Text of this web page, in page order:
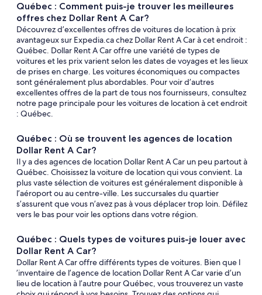
Québec : Comment puis-je trouver les meilleures
offres chez Dollar Rent A Car?
Découvrez d’excellentes offres de voitures de location à prix
avantageux sur Expedia.ca chez Dollar Rent A Car à cet endroit :
Québec. Dollar Rent A Car offre une variété de types de
voitures et les prix varient selon les dates de voyages et les lieux
de prises en charge. Les voitures économiques ou compactes
sont généralement plus abordables. Pour voir d’autres
excellentes offres de la part de tous nos fournisseurs, consultez
notre page principale pour les voitures de location à cet endroit
: Québec.
Québec : Où se trouvent les agences de location
Dollar Rent A Car?
Il y a des agences de location Dollar Rent A Car un peu partout à
Québec. Choisissez la voiture de location qui vous convient. La
plus vaste sélection de voitures est généralement disponible à
l’aéroport ou au centre-ville. Les succursales du quartier
s’assurent que vous n’avez pas à vous déplacer trop loin. Défilez
vers le bas pour voir les options dans votre région.
Québec : Quels types de voitures puis-je louer avec
Dollar Rent A Car?
Dollar Rent A Car offre différents types de voitures. Bien que l
’inventaire de l’agence de location Dollar Rent A Car varie d’un
lieu de location à l’autre pour Québec, vous trouverez un vaste